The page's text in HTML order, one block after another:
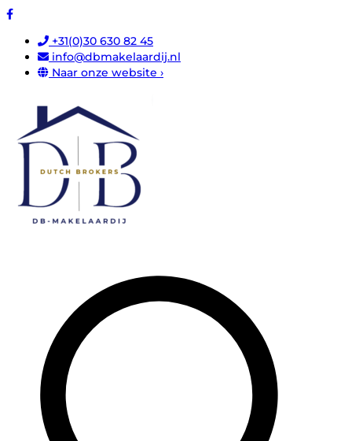
+31(0)30 630 82 45
info@dbmakelaardij.nl
Naar onze website ›